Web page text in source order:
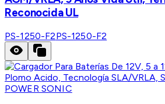
Reconocida UL
PS-1250-F2PS-1250-F2
POWER SONIC